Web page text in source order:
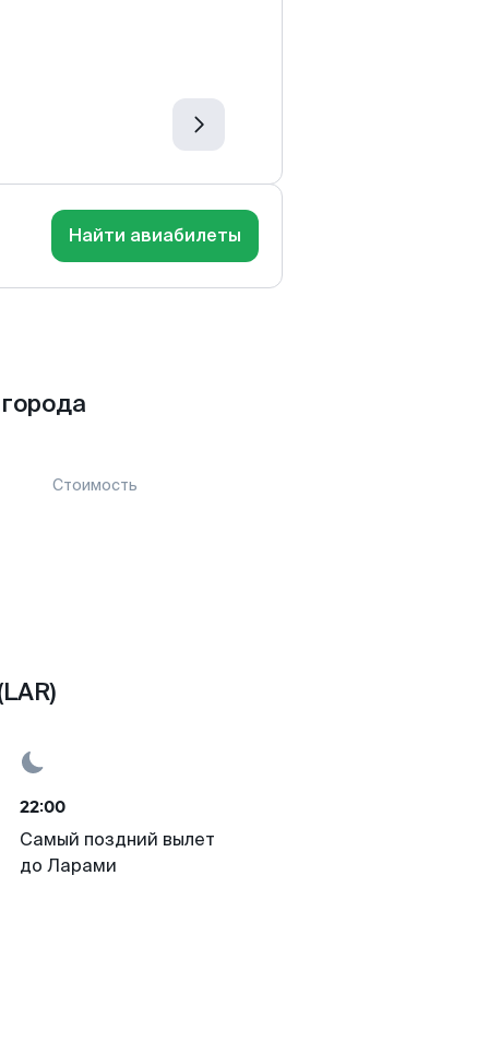
Найти авиабилеты
Стоимость
22:00
Самый поздний вылет
до Ларами